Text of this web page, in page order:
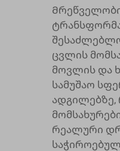
ცვლის
მოვლის და
სამუშაო
ადგილებზე,
რეალური